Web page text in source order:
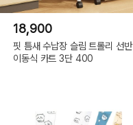
18,900
핏 틈새 수납장 슬림 트롤리 선반
이동식 카트 3단 400